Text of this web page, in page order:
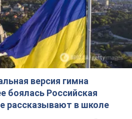
версия гимна
боялась Российская
рассказывают в школе